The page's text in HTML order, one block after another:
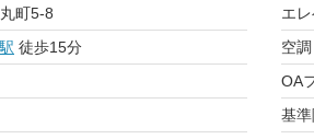
町5-8
徒歩15分
エ
空調
OA
基